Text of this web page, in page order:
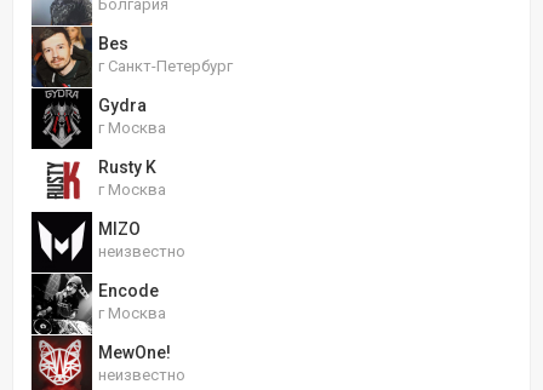
Болгария
Bes
г Санкт-Петербург
Gydra
г Москва
Rusty K
г Москва
MIZO
неизвестно
Encode
г Москва
MewOne!
неизвестно